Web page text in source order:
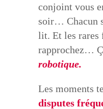
conjoint vous
soir… Chacun
lit. Et les rares
rapprochez…
robotique.
​Les moments
disputes